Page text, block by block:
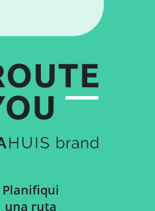
Planifiqui
una ruta